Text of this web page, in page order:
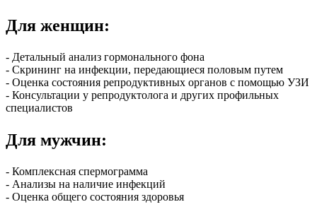
Для женщин:
- Детальный анализ гормонального фона
- Скрининг на инфекции, передающиеся половым путем
- Оценка состояния репродуктивных органов с помощью УЗИ
- Консультации у репродуктолога и других профильных
специалистов
Для мужчин:
- Комплексная спермограмма
- Анализы на наличие инфекций
- Оценка общего состояния здоровья